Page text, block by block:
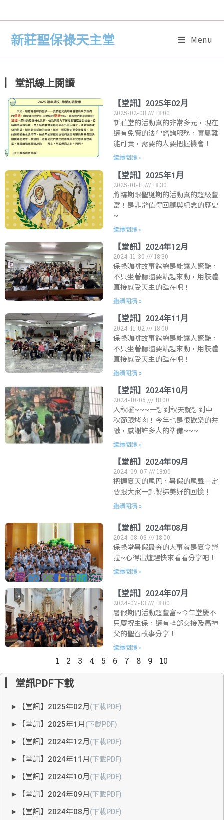
新莊聖保祿天主堂 Menu
▏堂訊線上閱讀
【堂訊】2025年02月
2025-02-08
18:00
新莊堂的活動真的非常多元，現在
還有免費的法律諮詢服務，實屬難
能可貴，需要的人要把握機會！
繼續閱讀 »
【堂訊】2025年1月
2025-01-11
18:30
將臨期跟聖誕期的活動真的超級豐
富！是非常值得回顧與紀念的歷史
~
繼續閱讀 »
【堂訊】2024年12月
2024-11-30
18:30
保祿咖啡故事館總是能讓人驚艷，
不只坐著聽還要站起來動，用肢體
直接感受天主的臨在吧！
繼續閱讀 »
【堂訊】2024年11月
2024-11-02
18:00
保祿咖啡故事館總是能讓人驚艷，
不只坐著聽還要站起來動，用肢體
直接感受天主的臨在吧！
繼續閱讀 »
【堂訊】2024年10月
2024-10-05
18:00
入秋囉~~~一想到秋天就想到中
秋節跟烤肉！今年也是很歡樂的共
融，感謝許多人的準備~~~
繼續閱讀 »
【堂訊】2024年09月
2024-09-07
18:00
把握夏天的尾巴，暑假的尾聲一定
要跟大家一起製造美好的回憶！
繼續閱讀 »
【堂訊】2024年08月
2024-08-03
18:00
保祿堂暑假最夯的大事就是夏令營
拉~心得出爐趕快來看看分享吧！
繼續閱讀 »
【堂訊】2024年07月
2024-07-13
18:00
暑假期間活動超豐富~今年堂慶不
只慶祝主保，還有幹部交接及馬神
父的聖召故事分享！
繼續閱讀 »
1 2 3 4 5 6 7 8 9 10
▏堂訊PDF下載
►【堂訊】2025年02月 (下載PDF)
►【堂訊】2025年1月 (下載PDF)
►【堂訊】2024年12月 (下載PDF)
►【堂訊】2024年11月 (下載PDF)
►【堂訊】2024年10月 (下載PDF)
►【堂訊】2024年09月 (下載PDF)
►【堂訊】2024年08月 (下載PDF)